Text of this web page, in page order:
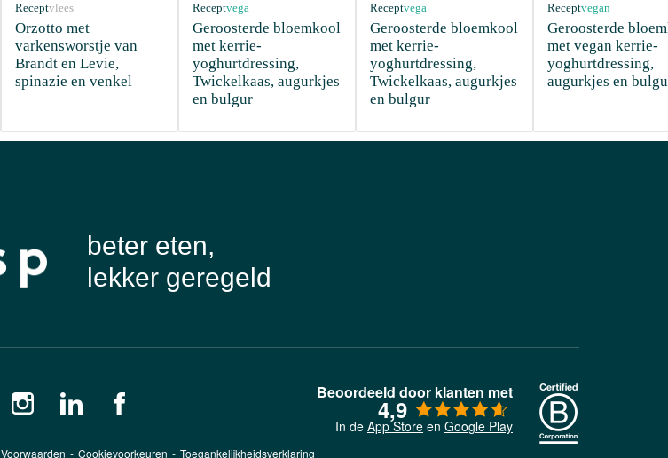
Receptvlees
Orzotto met
varkensworstje van
Brandt en Levie,
spinazie en venkel
Receptvega
Geroosterde bloemkool
met kerrie-
yoghurtdressing,
Twickelkaas, augurkjes
en bulgur
Receptvega
Geroosterde bloemkool
met kerrie-
yoghurtdressing,
Twickelkaas, augurkjes
en bulgur
Receptvegan
Geroosterde
met vegan kerrie-
yoghurtdressing,
augurkjes en
beter eten,
lekker geregeld
Beoordeeld door klanten met
4,9
In de App Store en Google Play
Voorwaarden - Cookievoorkeuren - Toegankelijkheidsverklaring